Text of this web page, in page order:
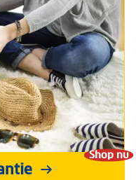
Shop nu